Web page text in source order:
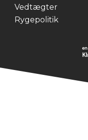
Vedtægter
Rygepolitik